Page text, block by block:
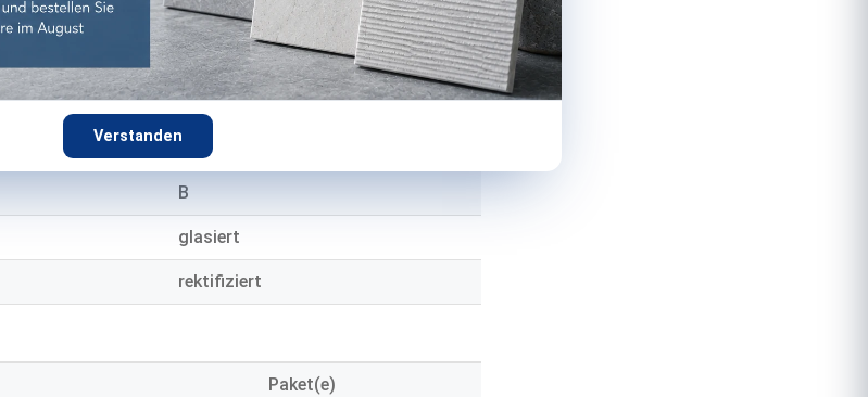
Verstanden
Wand & Boden
Innen
ja
B
glasiert
rektifiziert
Paket(e)